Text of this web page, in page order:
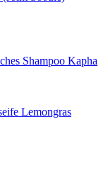
Shampoo Kapha
Lemongras